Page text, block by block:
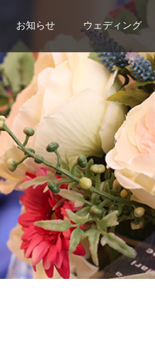
お知らせ ウェディング